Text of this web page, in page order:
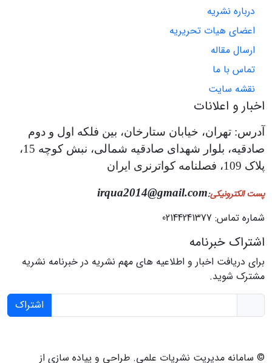
درباره نشریه
اعضای هیات تحریریه
ارسال مقاله
تماس با ما
نقشه سایت
اخبار و اعلانات
آدرس: تهران، خیابان ستارخان، بین فلکه اول و دوم
صادقیه، بلوار شهدای صادقیه شمالی، نبش کوچه 15،
پلاک 109، فصلنامه کواترنری ایران
پست الکترونیکی:
irqua2014@gmail.com
شماره تماس: 02144241377
اشتراک خبرنامه
برای دریافت اخبار و اطلاعیه های مهم نشریه در خبرنامه نشریه
مشترک شوید.
اشتراک
© سامانه مدیریت نشریات علمی. طراحی و پیاده سازی از